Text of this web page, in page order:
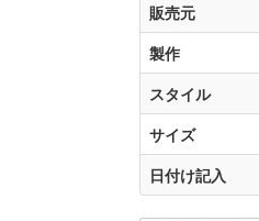
販売元
製作
スタイル
サイズ
日付け記入